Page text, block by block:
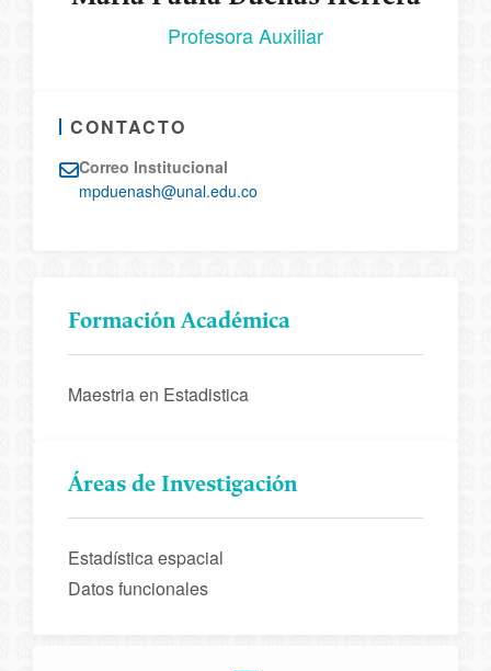
Profesora Auxiliar
CONTACTO
Correo Institucional
mpduenash@unal.edu.co
Formación Académica
Maestria en Estadistica
Áreas de Investigación
Estadística espacial
Datos funcionales